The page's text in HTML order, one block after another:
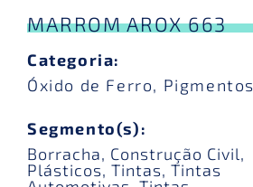
MARROM AROX 663
Categoria:
Óxido de Ferro, Pigmentos
Segmento(s):
Borracha, Construção Civil,
Plásticos, Tintas, Tintas